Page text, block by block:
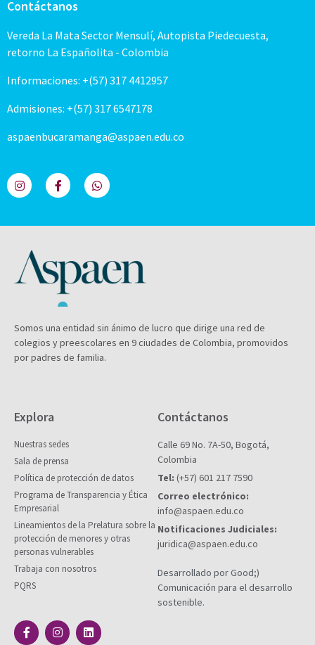
Contáctanos
Vereda La Mata Sector Mensulí, Autopista Piedecuesta,
retorno La Españolita - Colombia
Informaciones: +(57) 317 4412957
Admisiones: +(57) 317 6547178
aspaenbucaramanga@aspaen.edu.co
Somos una entidad sin ánimo de lucro que dirige una red de
colegios y preescolares en 9 ciudades de Colombia, promovidos
por padres de familia.
Explora
Nuestras sedes
Sala de prensa
Política de protección de datos
Programa de Transparencia y Ética
Empresarial
Lineamientos de la Prelatura sobre la
protección de menores y otras
personas vulnerables
Trabaja con nosotros
PQRS
Contáctanos
Calle 69 No. 7A-50, Bogotá,
Colombia
Tel: (+57) 601 217 7590
Correo electrónico:
info@aspaen.edu.co
Notificaciones Judiciales:
juridica@aspaen.edu.co
Desarrollado por Good;)
Comunicación para el desarrollo
sostenible.